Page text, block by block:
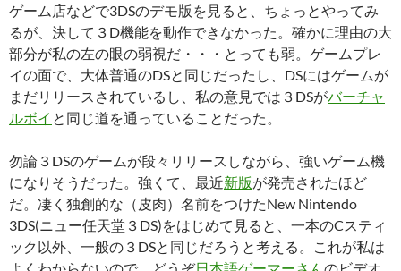
ゲーム店などで3DSのデモ版を見ると、ちょっとやってみ
るが、決して３D機能を動作できなかった。確かに理由の大
部分が私の左の眼の弱視だ・・・とっても弱。ゲームプレ
イの面で、大体普通のDSと同じだったし、DSにはゲームが
まだリリースされているし、私の意見では３DSがバーチャ
ルボイ と同じ道を通っていることだった。
勿論３DSのゲームが段々リリースしながら、強いゲーム機
になりそうだった。強くて、最近新版が発売されたほど
だ。凄く独創的な（皮肉）名前をつけたNew Nintendo
3DS(ニュー任天堂３DS)をはじめて見ると、一本のCスティ
ック以外、一般の３DSと同じだろうと考える。これが私は